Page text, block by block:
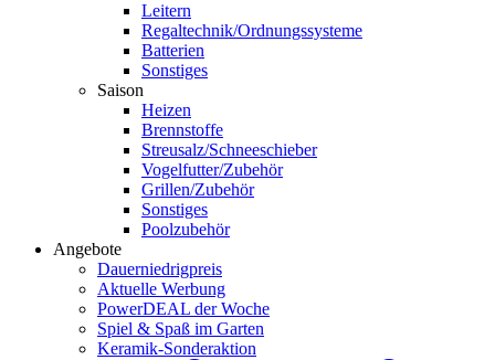
Leitern
Regaltechnik/Ordnungssysteme
Batterien
Sonstiges
Saison
Heizen
Brennstoffe
Streusalz/Schneeschieber
Vogelfutter/Zubehör
Grillen/Zubehör
Sonstiges
Poolzubehör
Angebote
Dauerniedrigpreis
Aktuelle Werbung
PowerDEAL der Woche
Spiel & Spaß im Garten
Keramik-Sonderaktion